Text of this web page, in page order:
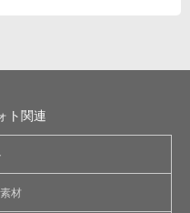
ト関連
材